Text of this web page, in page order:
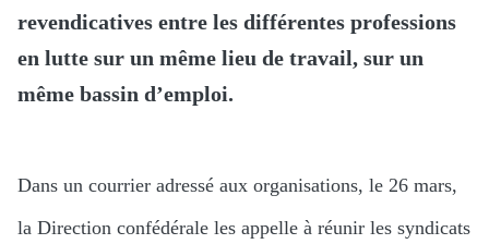
revendicatives entre les différentes professions
en lutte sur un même lieu de travail, sur un
même bassin d’emploi.
Dans un courrier adressé aux organisations, le 26 mars,
la Direction confédérale les appelle à réunir les syndicats